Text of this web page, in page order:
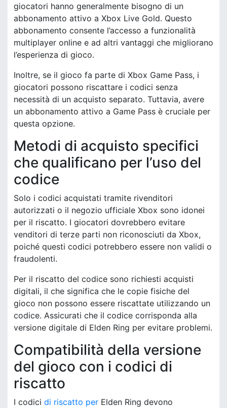
giocatori hanno generalmente bisogno di un
abbonamento attivo a Xbox Live Gold. Questo
abbonamento consente l’accesso a funzionalità
multiplayer online e ad altri vantaggi che migliorano
l’esperienza di gioco.
Inoltre, se il gioco fa parte di Xbox Game Pass, i
giocatori possono riscattare i codici senza
necessità di un acquisto separato. Tuttavia, avere
un abbonamento attivo a Game Pass è cruciale per
questa opzione.
Metodi di acquisto specifici
che qualificano per l’uso del
codice
Solo i codici acquistati tramite rivenditori
autorizzati o il negozio ufficiale Xbox sono idonei
per il riscatto. I giocatori dovrebbero evitare
venditori di terze parti non riconosciuti da Xbox,
poiché questi codici potrebbero essere non validi o
fraudolenti.
Per il riscatto del codice sono richiesti acquisti
digitali, il che significa che le copie fisiche del
gioco non possono essere riscattate utilizzando un
codice. Assicurati che il codice corrisponda alla
versione digitale di Elden Ring per evitare problemi.
Compatibilità della versione
del gioco con i codici di
riscatto
I codici di riscatto per Elden Ring devono